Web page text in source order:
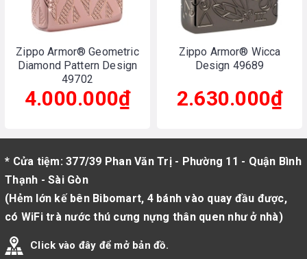
Zippo Armor® Geometric
Diamond Pattern Design
49702
4.000.000₫
Zippo Armor® Wicca
Design 49689
2.630.000₫
* Cửa tiệm: 377/39 Phan Văn Trị - Phường 11 - Quận Bình
Thạnh - Sài Gòn
(Hẻm lớn kế bên Bibomart, 4 bánh vào quay đầu được,
có WiFi trà nước thú cưng nựng thân quen như ở nhà)
Click vào đây để mở bản đồ.